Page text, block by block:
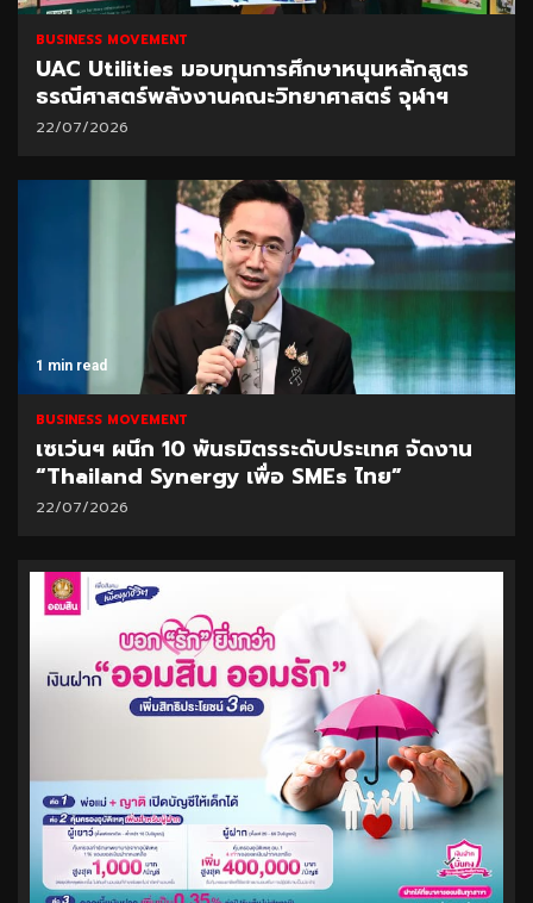
BUSINESS MOVEMENT
UAC Utilities มอบทุนการศึกษาหนุนหลักสูตร
ธรณีศาสตร์พลังงานคณะวิทยาศาสตร์ จุฬาฯ
22/07/2026
1 min read
BUSINESS MOVEMENT
เซเว่นฯ ผนึก 10 พันธมิตรระดับประเทศ จัดงาน
“Thailand Synergy เพื่อ SMEs ไทย”
22/07/2026